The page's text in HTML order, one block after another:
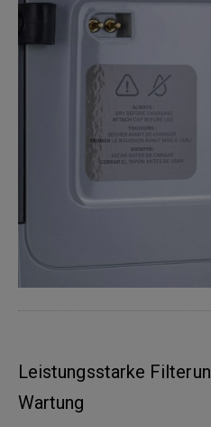
Leistungsstarke
Wartung